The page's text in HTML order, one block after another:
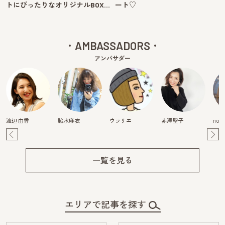
トにぴったりなオリジナルBOX…
ート♡
AMBASSADORS
アンバサダー
渡辺 由香 脇水麻衣 ウラリエ 赤澤聖子
一覧を見る
エリアで記事を探す